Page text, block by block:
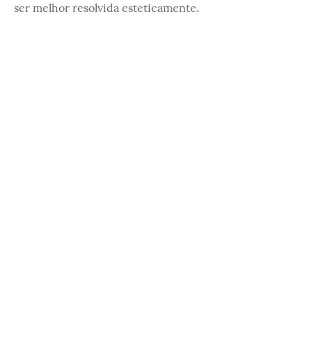
ser melhor resolvida esteticamente.